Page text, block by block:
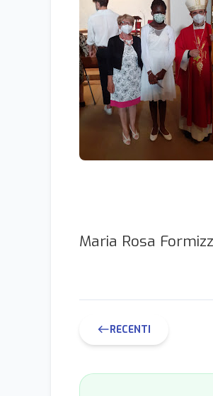
Maria Rosa
westRECENTI